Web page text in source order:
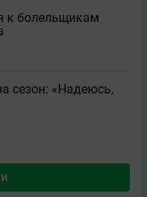
к болельщикам
сезон: «Надеюсь,